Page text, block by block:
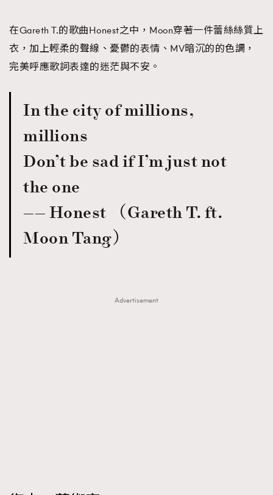
在Gareth T.的歌曲Honest之中，Moon穿著一件蕾絲絲質上
衣，加上輕柔的聲線、憂鬱的表情、MV暗沉的的色調，
完美呼應歌詞表達的迷茫與不安。
In the city of millions,
millions
Don’t be sad if I’m just not
the one
—— Honest （Gareth T. ft.
Moon Tang）
Advertisement